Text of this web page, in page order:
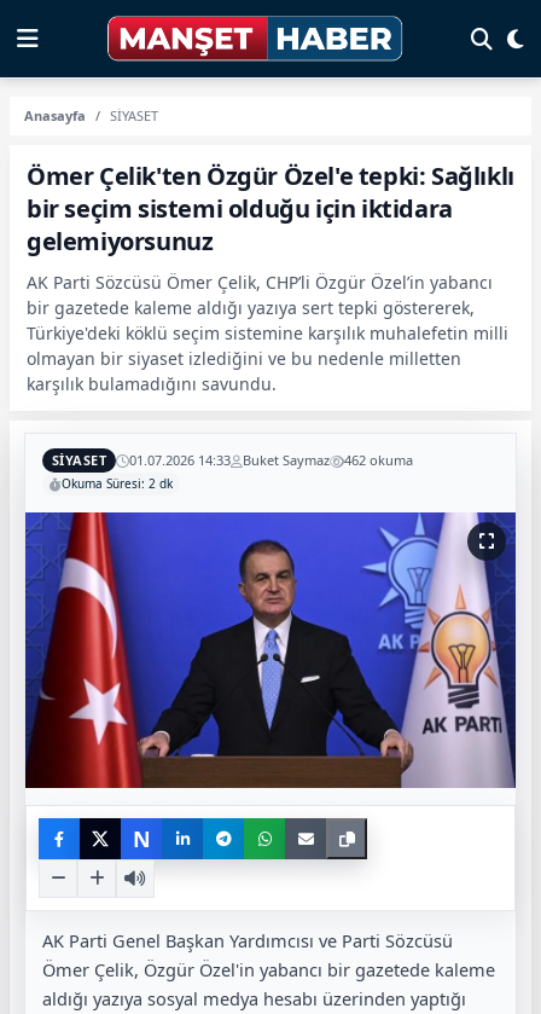
Anasayfa SİYASET
Ömer Çelik'ten Özgür Özel'e tepki: Sağlıklı
bir seçim sistemi olduğu için iktidara
gelemiyorsunuz
AK Parti Sözcüsü Ömer Çelik, CHP’li Özgür Özel’in yabancı
bir gazetede kaleme aldığı yazıya sert tepki göstererek,
Türkiye'deki köklü seçim sistemine karşılık muhalefetin milli
olmayan bir siyaset izlediğini ve bu nedenle milletten
karşılık bulamadığını savundu.
SİYASET 01.07.2026 14:33 Buket Saymaz 462 okuma
Okuma Süresi: 2 dk
N
AK Parti Genel Başkan Yardımcısı ve Parti Sözcüsü
Ömer Çelik, Özgür Özel'in yabancı bir gazetede kaleme
aldığı yazıya sosyal medya hesabı üzerinden yaptığı